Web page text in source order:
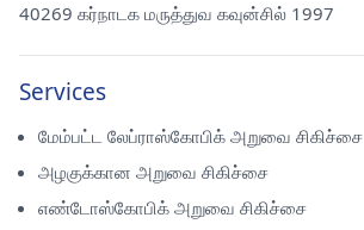
40269 கர்நாடக மருத்துவ கவுன்சில் 1997
Services
மேம்பட்ட லேப்ராஸ்கோபிக் அறுவை சிகிச்சை
அழகுக்கான அறுவை சிகிச்சை
எண்டோஸ்கோபிக் அறுவை சிகிச்சை